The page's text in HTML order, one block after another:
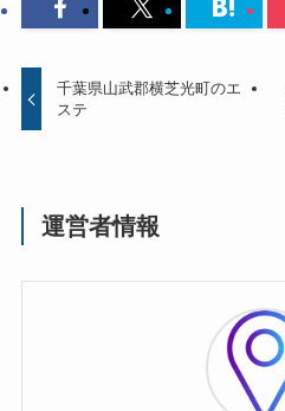
千葉県山武郡横芝光町のエ
ステ
運営者情報